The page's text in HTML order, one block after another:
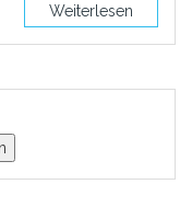
Weiterlesen